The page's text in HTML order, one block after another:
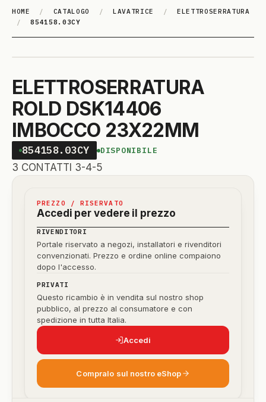
HOME / CATALOGO / LAVATRICE /
ELETTROSERRATURA
/
854158.03CY
ELETTROSERRATURA
ROLD DSK14406
IMBOCCO 23X22MM
854158.03CY DISPONIBILE
3 CONTATTI 3-4-5
PREZZO / RISERVATO
Accedi per vedere il prezzo
RIVENDITORI
Portale riservato a negozi, installatori e rivenditori
convenzionati. Prezzo e ordine online compaiono
dopo l'accesso.
PRIVATI
Questo ricambio è in vendita sul nostro shop
pubblico, al prezzo al consumatore e con
spedizione in tutta Italia.
Accedi
Compralo sul nostro eShop